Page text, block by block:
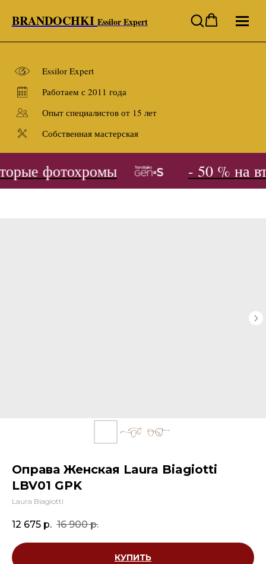
BRANDOCHKI Essilor Expert
Essilor Expert
Работаем с 2011 года
Опыт специалистов от 15 лет
Собственная мастерская
фотохромы - 50 % на
Оправа Женская Laura Biagiotti
LBV01 GPK
Laura Biagiotti
12 675 р. 16 900 р.
КУПИТЬ